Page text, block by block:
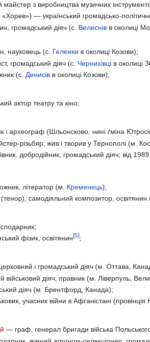
майстер з виробництва музичних
— український громадсько-
громадський діяч (с. Велеснів в околиці
науковець (с. Геленки в околиці Козови);
громадський діяч (с. Чернихівців околиці
(с. Денисів в околиці Козови);
актор театру та кіно;
і археограф (Шльонсково, нині ґміна
різьбяр; жив і творив у Тернополі (м.
добродійник, громадський діяч; від
літератор (м. Кременець);
самодіяльний композитор, освітянин
фізик, освітянин[5];
і громадський діяч (м. Оттава,
військовий діяч, правник (м. Ліверпуль,
діяч (м. Брентфорд, Канада);
учасник війни в Афганістані
— граф, генерал бригади війська